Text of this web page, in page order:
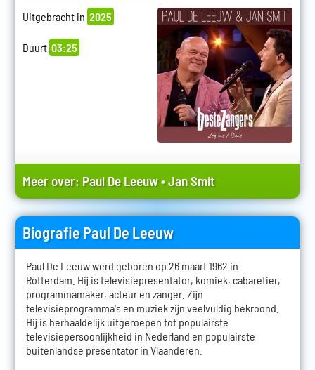
Uitgebracht in 2025
Duurt 03:25
Meer over: Paul De Leeuw•Jan Smit
Biografie Paul De Leeuw
Paul De Leeuw werd geboren op 26 maart 1962 in
Rotterdam. Hij is televisiepresentator, komiek, cabaretier,
programmamaker, acteur en zanger. Zijn
televisieprogramma's en muziek zijn veelvuldig bekroond.
Hij is herhaaldelijk uitgeroepen tot populairste
televisiepersoonlijkheid in Nederland en populairste
buitenlandse presentator in Vlaanderen.